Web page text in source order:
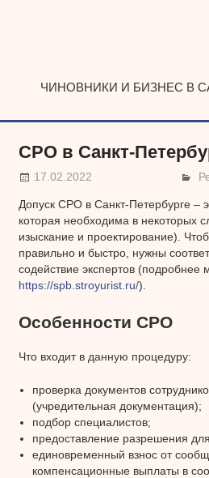
ЧИНОВНИКИ И БИЗНЕС В
СРО в Санкт-
17.02.2022
Допуск СРО в Санкт-Петербурге –
которая необходима в некоторых
изыскание и проектирование).
правильно и быстро, нужны
содействие экспертов (подробнее
https://spb.stroyurist.ru/).
Особенности СРО
Что входит в данную процедуру:
проверка документов
(учредительная документация);
подбор специалистов;
предоставление разрешения
единовременный взнос от
компенсационные выплаты в